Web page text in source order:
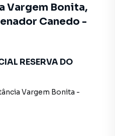
Vargem Bonita,
Canedo -
RESERVA DO
Vargem Bonita -